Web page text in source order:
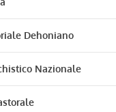
Dehoniano
Nazionale